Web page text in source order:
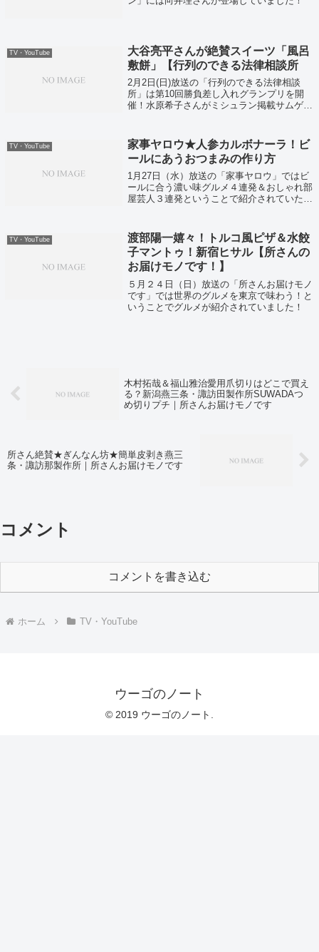
TV・YouTube
大谷亮平さんが絶賛スイーツ「風呂
敷餅」【行列のできる法律相談所
2月2日(日)放送の「行列のできる法律相談
所」は第10回勝負差し入れグランプリを開
催！水原希子さんがミシュラン掲載サムゲタ
餅」、巨人の元木コーチは高級「八戸サバ缶
バ...
TV・YouTube
家事ヤロウ★人参カルボナーラ！ビ
ールにあうおつまみの作り方
1月27日（水）放送の「家事ヤロウ」ではビ
ールに合う濃い味グルメ４連発＆おしゃれ部
屋芸人３連発ということで紹介されていたレ
TV・YouTube
渡部陽一嬉々！トルコ風ピザ＆水餃
子マントゥ！新宿ヒサル【所さんの
お届けモノです！】
５月２４日（日）放送の「所さんお届けモノ
です」では世界のグルメを東京で味わう！と
いうことでグルメが紹介されていました！
木村拓哉＆福山雅治愛用爪切りはどこで買え
る？新潟燕三条・諏訪田製作所SUWADAつ
め切りプチ｜所さんお届けモノです
所さん絶賛★ぎんなん坊★簡単皮剥き燕三
条・諏訪那製作所｜所さんお届けモノです
コメント
コメントを書き込む
ホーム TV・YouTube
ウーゴのノート
© 2019 ウーゴのノート.